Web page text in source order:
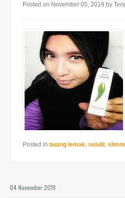
Posted on November 05, 2019 by
Posted in buang lemak, selulit,
04 November 2019